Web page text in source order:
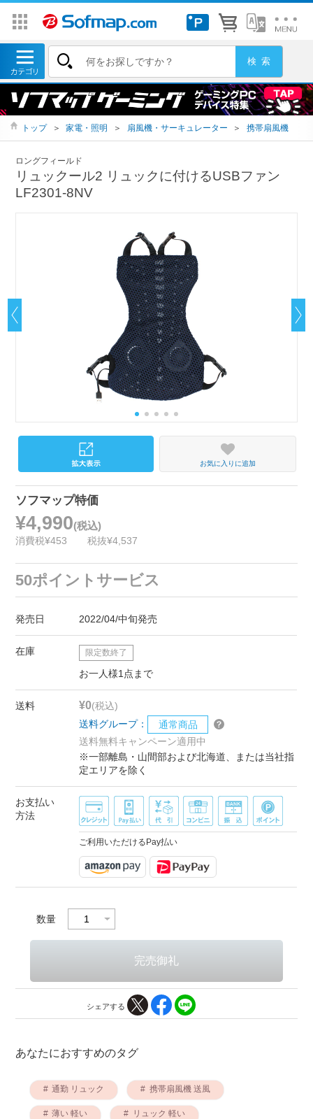
トップ ＞ 家電・照明 ＞ 扇風機・サーキュレーター ＞ 携帯扇風機
ロングフィールド
リュックール2 リュックに付けるUSBファン
LF2301-8NV
お気に入りに追加
ソフマップ特価
¥4,990(税込)
消費税¥453 税抜¥4,537
50ポイントサービス
発売日 2022/04/中旬発売
在庫 限定数終了
お一人様1点まで
送料 ¥0(税込)
送料グループ：
通常商品
送料無料キャンペーン適用中
※一部離島・山間部および北海道、または当社指
定エリアを除く
お支払い
方法
ご利用いただけるPay払い
数量
シェアする
あなたにおすすめのタグ
通勤 リュック 携帯扇風機 送風
薄い 軽い リュック 軽い